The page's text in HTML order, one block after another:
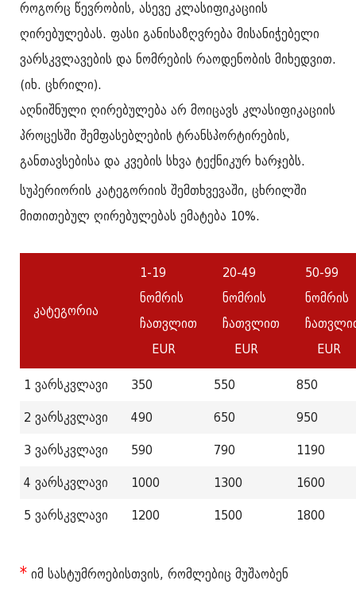
როგორც წევრობის, ასევე კლასიფიკაციის
ღირებულებას. ფასი განისაზღვრება მისანიჭებელი
ვარსკვლავების და ნომრების რაოდენობის მიხედვით.
(იხ. ცხრილი).
აღნიშნული ღირებულება არ მოიცავს კლასიფიკაციის
პროცესში შემფასებლების ტრანსპორტირების,
განთავსებისა და კვების სხვა ტექნიკურ ხარჯებს.
სუპერიორის კატეგორიის შემთხვევაში, ცხრილში
მითითებულ ღირებულებას ემატება 10%.
კატეგორია
1-19
ნომრის
ჩათვლით
EUR
20-49
ნომრის
ჩათვლით
EUR
50-99
ნომრის
EUR
1 ვარსკვლავი 350 550 850
2 ვარსკვლავი 490 650 950
3 ვარსკვლავი 590 790 1190
4 ვარსკვლავი 1000 1300 1600
5 ვარსკვლავი 1200 1500 1800
* იმ სასტუმროებისთვის, რომლებიც მუშაობენ